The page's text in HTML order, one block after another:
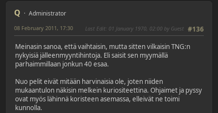
Q Administrator
#136
08 February 2011, 17:30 Last Edit: 01 January 1970, 02:00 by Guest
Meinasin sanoa, että vaihtaisin, mutta sitten vilkaisin TNG:n
nykyisiä jälleenmyyntihintoja. Eli saisit sen myymällä
parhaimmillaan jonkun 40 esaa.
Nuo pelit eivät mitään harvinaisia ole, joten niiden
mukaantulon näkisin melkein kuriositeettina. Ohjaimet ja pyssy
ovat myös lähinnä koristeen asemassa, elleivät ne toimi
kunnolla.